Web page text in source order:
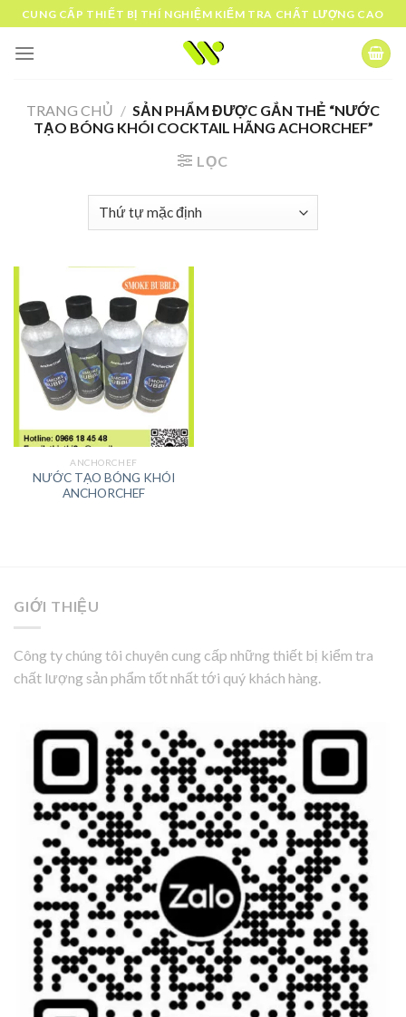
Skip
to
content
CUNG CẤP THIẾT BỊ THÍ NGHIỆM KIỂM TRA CHẤT LƯỢNG CAO
TRANG CHỦ / SẢN PHẨM ĐƯỢC GẮN THẺ “NƯỚC
TẠO BÓNG KHÓI COCKTAIL HÃNG ACHORCHEF”
LỌC
ANCHORCHEF
NƯỚC TẠO BÓNG KHÓI
ANCHORCHEF
GIỚI THIỆU
Công ty chúng tôi chuyên cung cấp những thiết bị kiểm tra
chất lượng sản phẩm tốt nhất tới quý khách hàng.